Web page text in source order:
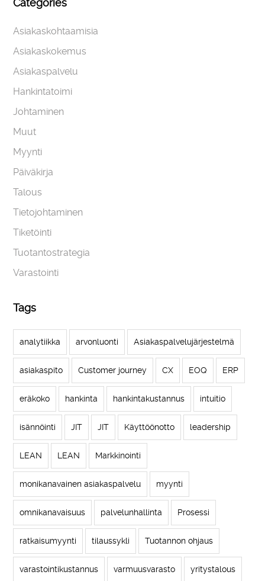
Categories
Asiakaskohtaamisia
Asiakaskokemus
Asiakaspalvelu
Hankintatoimi
Johtaminen
Muut
Myynti
Päiväkirja
Talous
Tietojohtaminen
Tiketöinti
Tuotantostrategia
Varastointi
Tags
analytiikka arvonluonti Asiakaspalvelujärjestelmä
asiakaspito Customer journey CX EOQ ERP
eräkoko hankinta hankintakustannus intuitio
isännöinti JIT JIT Käyttöönotto leadership
LEAN LEAN Markkinointi
monikanavainen asiakaspalvelu myynti
omnikanavaisuus palvelunhallinta Prosessi
ratkaisumyynti tilaussykli Tuotannon ohjaus
varastointikustannus varmuusvarasto yritystalous